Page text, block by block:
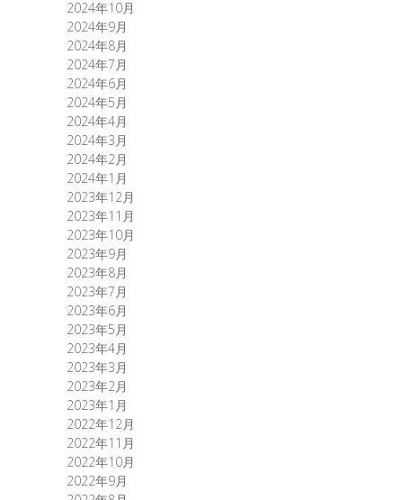
2024年10月
2024年9月
2024年8月
2024年7月
2024年6月
2024年5月
2024年4月
2024年3月
2024年2月
2024年1月
2023年12月
2023年11月
2023年10月
2023年9月
2023年8月
2023年7月
2023年6月
2023年5月
2023年4月
2023年3月
2023年2月
2023年1月
2022年12月
2022年11月
2022年10月
2022年9月